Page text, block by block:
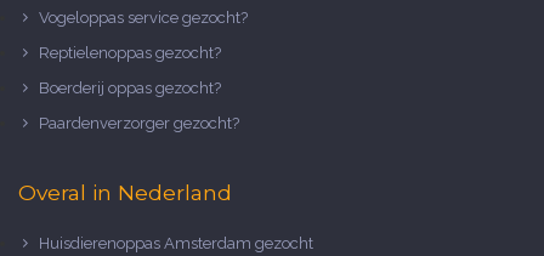
Vogeloppas service gezocht?
Reptielenoppas gezocht?
Boerderij oppas gezocht?
Paardenverzorger gezocht?
Overal in Nederland
Huisdierenoppas Amsterdam gezocht